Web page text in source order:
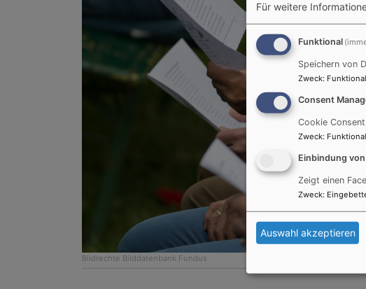
Bildrechte Bilddatenbank Fundus
mal
Für weitere
Funktional
Speichern von
Zweck: Funktional
Consent
Cookie
Zweck: Funktional
Einbindung
Zeigt einen
Zweck:
Auswahl akzeptieren